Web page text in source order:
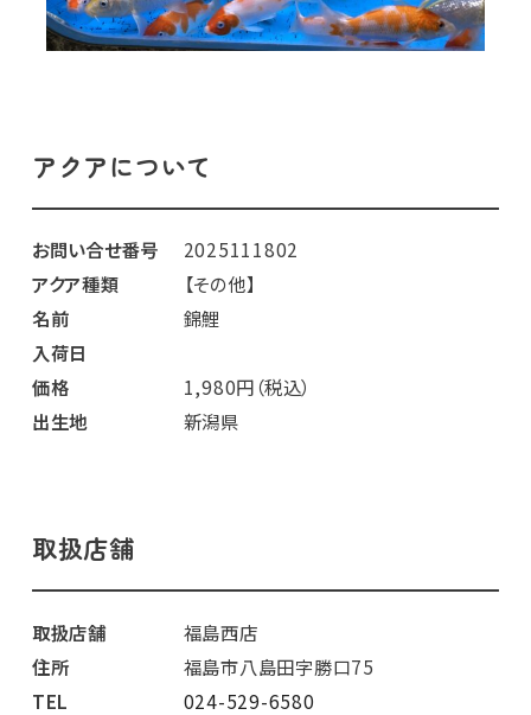
アクアについて
お問い合せ番号
2025111802
アクア種類
【その他】
名前
錦鯉
入荷日
価格
1,980円（税込）
出生地
新潟県
取扱店舗
取扱店舗
福島西店
住所
福島市八島田字勝口75
TEL
024-529-6580